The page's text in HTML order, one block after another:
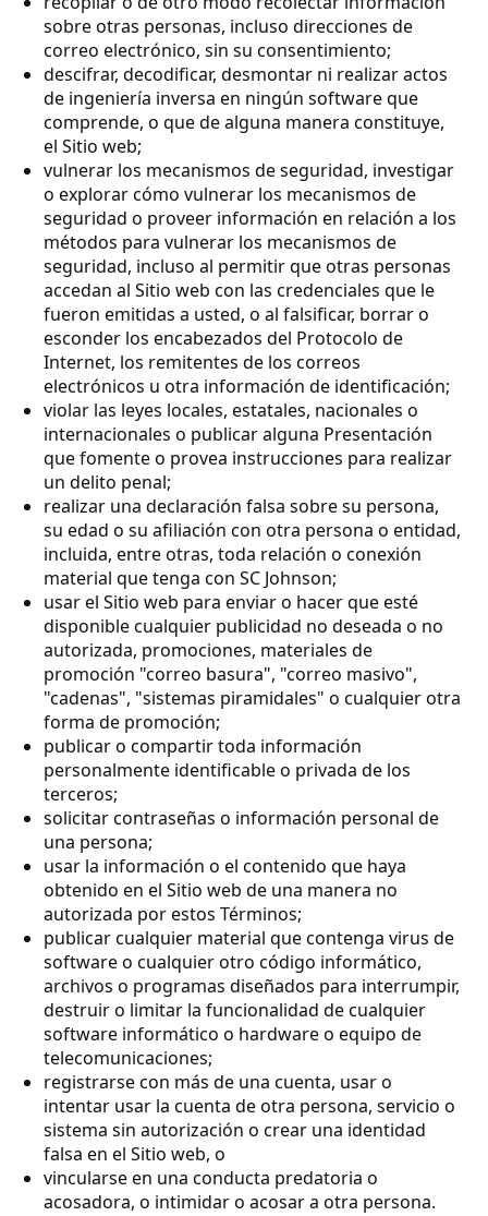
sobre otras personas, incluso direcciones de
correo electrónico, sin su consentimiento;
descifrar, decodificar, desmontar ni realizar actos
de ingeniería inversa en ningún software que
comprende, o que de alguna manera constituye,
el Sitio web;
vulnerar los mecanismos de seguridad, investigar
o explorar cómo vulnerar los mecanismos de
seguridad o proveer información en relación a los
métodos para vulnerar los mecanismos de
seguridad, incluso al permitir que otras personas
accedan al Sitio web con las credenciales que le
fueron emitidas a usted, o al falsificar, borrar o
esconder los encabezados del Protocolo de
Internet, los remitentes de los correos
electrónicos u otra información de identificación;
violar las leyes locales, estatales, nacionales o
internacionales o publicar alguna Presentación
que fomente o provea instrucciones para realizar
un delito penal;
realizar una declaración falsa sobre su persona,
su edad o su afiliación con otra persona o entidad,
incluida, entre otras, toda relación o conexión
material que tenga con SC Johnson;
usar el Sitio web para enviar o hacer que esté
disponible cualquier publicidad no deseada o no
autorizada, promociones, materiales de
promoción "correo basura", "correo masivo",
"cadenas", "sistemas piramidales" o cualquier otra
forma de promoción;
publicar o compartir toda información
personalmente identificable o privada de los
terceros;
solicitar contraseñas o información personal de
una persona;
usar la información o el contenido que haya
obtenido en el Sitio web de una manera no
autorizada por estos Términos;
publicar cualquier material que contenga virus de
software o cualquier otro código informático,
archivos o programas diseñados para interrumpir,
destruir o limitar la funcionalidad de cualquier
software informático o hardware o equipo de
telecomunicaciones;
registrarse con más de una cuenta, usar o
intentar usar la cuenta de otra persona, servicio o
sistema sin autorización o crear una identidad
falsa en el Sitio web, o
vincularse en una conducta predatoria o
acosadora, o intimidar o acosar a otra persona.